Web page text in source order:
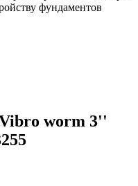
фундаментов
worm 3''